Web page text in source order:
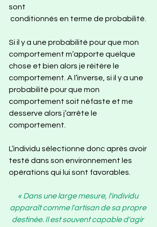
sont
conditionnés en terme de probabilité.
Si il y a une probabilité pour que mon
comportement m’apporte quelque
chose et bien alors je réitère le
comportement. A l’inverse, si il y a une
probabilité pour que mon
comportement soit néfaste et me
desserve alors j’arrête le
comportement.
L’individu sélectionne donc après avoir
testé dans son environnement les
opérations qui lui sont favorables.
« Dans une large mesure, l'individu
apparaît comme l'artisan de sa propre
destinée. Il est souvent capable d'agir